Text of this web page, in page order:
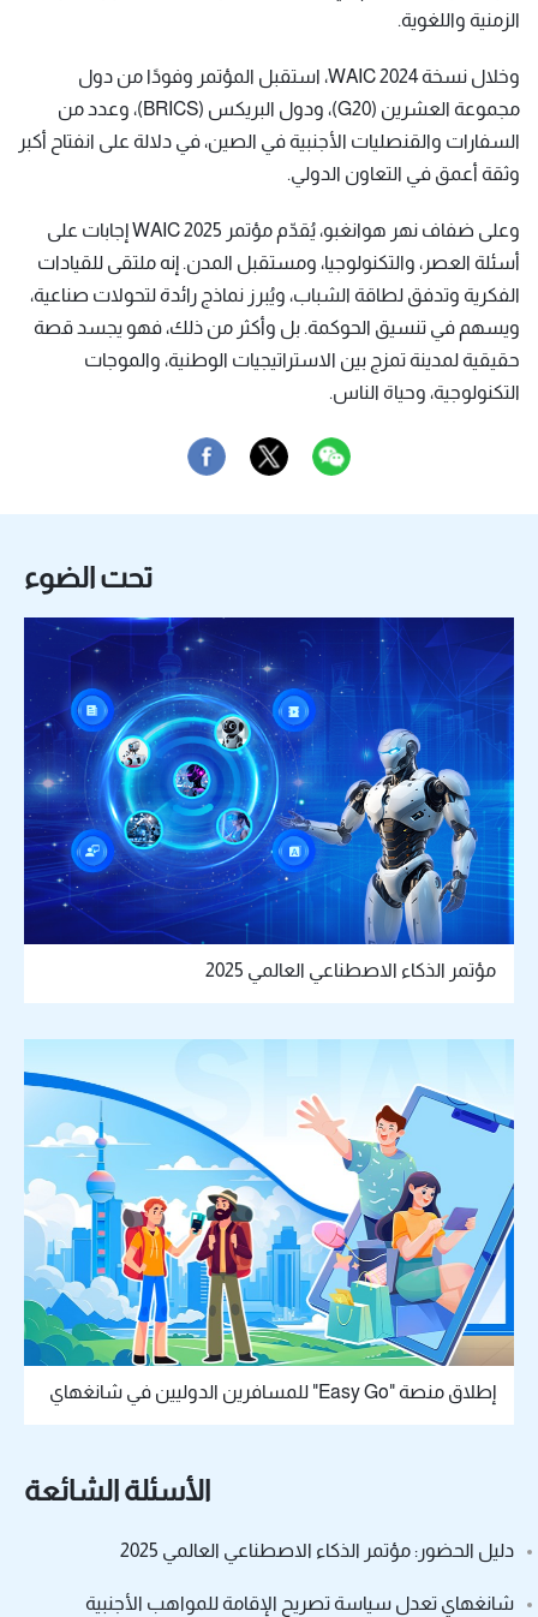
الزمنية واللغوية.
وخلال نسخة WAIC 2024، استقبل المؤتمر وفودًا من دول
مجموعة العشرين (G20)، ودول البريكس (BRICS)، وعدد من
السفارات والقنصليات الأجنبية في الصين، في دلالة على انفتاح أكبر
وثقة أعمق في التعاون الدولي.
وعلى ضفاف نهر هوانغبو، يُقدّم مؤتمر WAIC 2025 إجابات على
أسئلة العصر، والتكنولوجيا، ومستقبل المدن. إنه ملتقى للقيادات
الفكرية وتدفق لطاقة الشباب، ويُبرز نماذج رائدة لتحولات صناعية،
ويسهم في تنسيق الحوكمة. بل وأكثر من ذلك، فهو يجسد قصة
حقيقية لمدينة تمزج بين الاستراتيجيات الوطنية، والموجات
التكنولوجية، وحياة الناس.
تحت الضوء
مؤتمر الذكاء الاصطناعي العالمي 2025
إطلاق منصة "Easy Go" للمسافرين الدوليين في شانغهاي
الأسئلة الشائعة
دليل الحضور: مؤتمر الذكاء الاصطناعي العالمي 2025
شانغهاي تعدل سياسة تصريح الإقامة للمواهب الأجنبية